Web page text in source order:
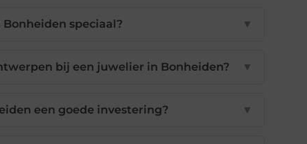
speciaal? ▼
bij een juwelier in Bonheiden? ▼
een goede investering? ▼